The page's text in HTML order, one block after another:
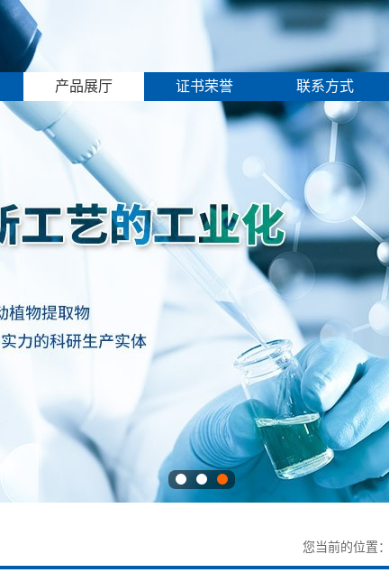
产品展厅 证书荣誉 联系方式
您当前的位置：